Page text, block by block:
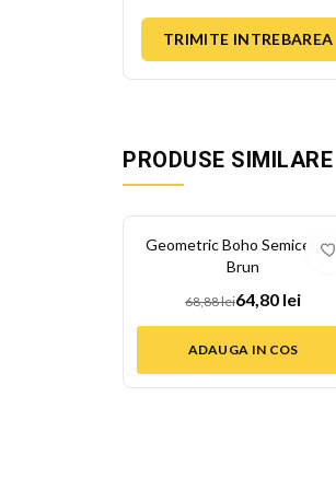
TRIMITE INTREBAREA
PRODUSE SIMILARE
%
Geometric Boho Semicercuri
Brun
68,88 lei64,80 lei
ADAUGA IN COS